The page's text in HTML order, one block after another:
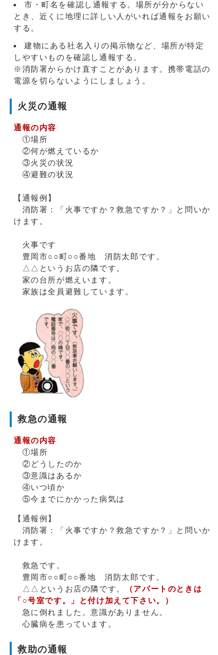
市・町名を確認し通報する。場所が分からない
とき、近くに地理に詳しい人がいれば通報をお願い
する。
建物にある社名入りの掲示物など、場所が特定
しやすいものを確認し通報する。
※消防署からかけ直すことがあります。携帯電話の
電源を切らないようにしましょう。
火災の通報
通報の内容
①場所
②何が燃えているか
③火災の状況
④避難の状況
【通報例】
消防署：「火事ですか？救急ですか？」と問いか
けます。
火事です
豊岡市○○町○○番地 消防太郎です。
△△というお店の隣です。
家の台所が燃えいます。
家族は全員避難しています。
救急の通報
通報の内容
①場所
②どうしたのか
③意識はあるか
④いつ頃か
⑤今までにかかった病気は
【通報例】
消防署：「火事ですか？救急ですか？」と問いか
けます。
救急です。
豊岡市○○町○○番地 消防太郎です。
△△というお店の隣です。
（アパートのときは
「○号室です。」と付け加えて下さい。）
急に倒れました。意識がありません。
心臓病を患っています。
救助の通報